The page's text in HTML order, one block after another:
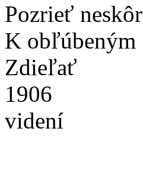
Pozrieť neskôr
K obľúbeným
Zdieľať
1906
videní